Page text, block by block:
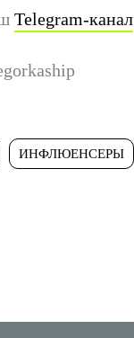
Telegram-канал
ИНФЛЮЕНСЕРЫ